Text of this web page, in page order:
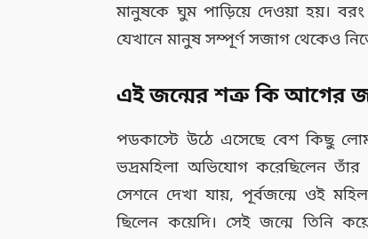
মানুষকে ঘুম পাড়িয়ে দেওয়া হয়। বরং
যেখানে মানুষ সম্পূর্ণ সজাগ থেকেও
এই জন্মের শত্রু কি আগের
পডকাস্টে উঠে এসেছে বেশ কিছু
ভদ্রমহিলা অভিযোগ করেছিলেন
সেশনে দেখা যায়, পূর্বজন্মে ওই
ছিলেন কয়েদি। সেই জন্মে তিনি